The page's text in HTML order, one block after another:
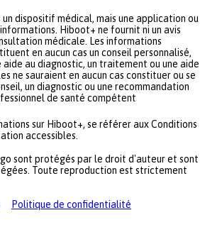
un dispositif médical, mais une application ou
Hiboot+ ne fournit ni un avis
médicale. Les informations
en aucun cas un conseil personnalisé,
aide au diagnostic, un traitement ou une aide
ne sauraient en aucun cas constituer ou se
un diagnostic ou une recommandation
de santé compétent
sur Hiboot+, se référer aux Conditions
accessibles.
sont protégés par le droit d'auteur et sont
Toute reproduction est strictement
Politique de confidentialité